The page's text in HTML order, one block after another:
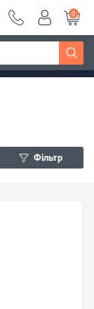
Дізнатись більше
0
Фільтр